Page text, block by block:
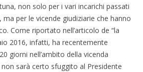
non solo per i vari incarichi passati
per le vicende giudiziarie che hanno
Come riportato nell’articolo de “la
2016, infatti, ha recentemente
giorni nell’ambito della vicenda
sarà certo sfuggito al Presidente